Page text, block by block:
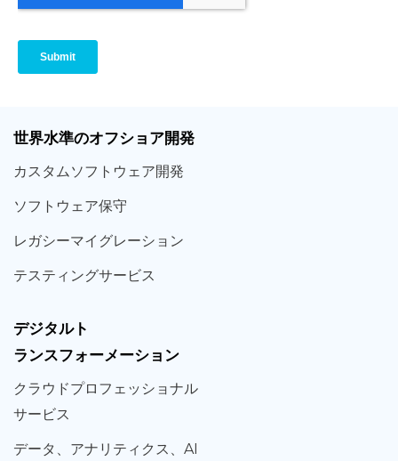
世界水準のオフショア開発
カスタム ソフトウェア開発
ソフト ウェア保守
レガシーマイグレーション
テスティングサービス
デジタルト
ランスフォーメーション
クラウドプロフェッショナル
サービス
データ、 アナリティクス、 AI